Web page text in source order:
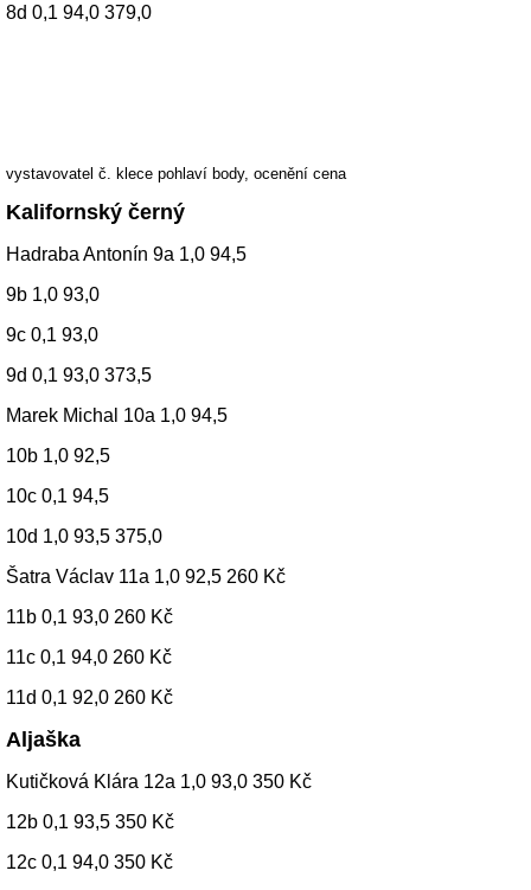
8d 0,1 94,0 379,0
vystavovatel č. klece pohlaví body, ocenění cena
Kalifornský černý
Hadraba Antonín 9a 1,0 94,5
9b 1,0 93,0
9c 0,1 93,0
9d 0,1 93,0 373,5
Marek Michal 10a 1,0 94,5
10b 1,0 92,5
10c 0,1 94,5
10d 1,0 93,5 375,0
Šatra Václav 11a 1,0 92,5 260 Kč
11b 0,1 93,0 260 Kč
11c 0,1 94,0 260 Kč
11d 0,1 92,0 260 Kč
Aljaška
Kutičková Klára 12a 1,0 93,0 350 Kč
12b 0,1 93,5 350 Kč
12c 0,1 94,0 350 Kč